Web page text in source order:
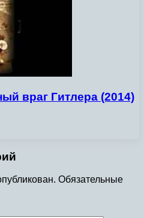
враг Гитлера (2014)
Обязательные